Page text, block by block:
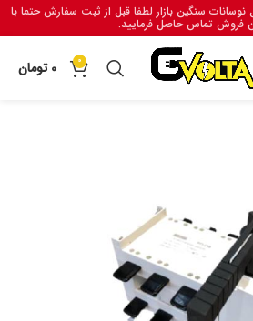
نوسانات سنگین بازار لطفا قبل از ثبت سفارش حتما با
فروش تماس حاصل فرمایید.
0
0 تومان